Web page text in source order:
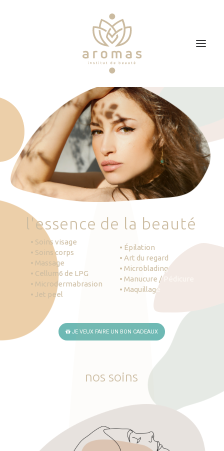
Soins
Je veux faire un bon cadeau
Plan d’accès
Prendre RDV
'essence de la beauté
• Soins visage
• Soins corps
• Massage
• Cellum6 de LPG
• Microdermabrasion
• Jet peel
• Épilation
• Art du regard
• Microblading
• Manucure / Pédicure
• Maquillage
JE VEUX FAIRE UN BON CADEAUX
nos soins